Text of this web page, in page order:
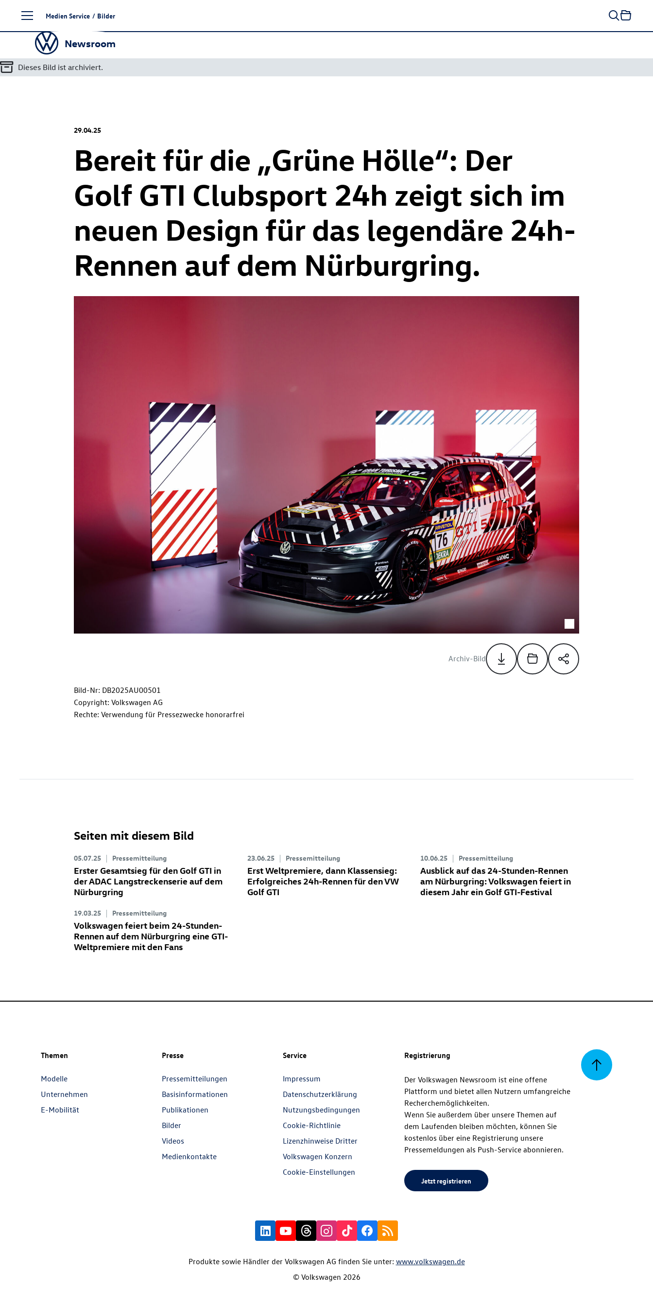
Seiteninhalt
springen
Medien Service / Bilder
Newsroom
Dieses Bild ist archiviert.
29.04.25
Bereit für die „Grüne Hölle“: Der
Golf GTI Clubsport 24h zeigt sich im
neuen Design für das legendäre 24h-
Rennen auf dem Nürburgring.
Archiv-Bild
Bild-Nr: DB2025AU00501
Copyright: Volkswagen AG
Rechte: Verwendung für Pressezwecke honorarfrei
Seiten mit diesem Bild
05.07.25 Pressemitteilung
Erster Gesamtsieg für denGolf GTI in
der ADAC Langstreckenserie auf dem
Nürburgring
23.06.25 Pressemitteilung
Erst Weltpremiere, dann Klassensieg:
Erfolgreiches 24h-Rennen für den VW
Golf GTI
10.06.25 Pressemitteilung
Ausblick auf das 24-Stunden-Rennen
am Nürburgring: Volkswagen feiert in
diesem Jahr einGolf GTI-Festival
19.03.25 Pressemitteilung
Volkswagen feiert beim 24-Stunden-
Rennen auf dem Nürburgring eine GTI-
Weltpremiere mit den Fans
Zurück
Themen
Modelle
Unternehmen
E-Mobilität
Presse
Pressemitteilungen
Basisinformationen
Publikationen
Bilder
Videos
Medienkontakte
Service
Impressum
Datenschutzerklärung
Nutzungsbedingungen
Cookie-Richtlinie
Lizenzhinweise Dritter
Volkswagen Konzern
Cookie-Einstellungen
Registrierung
Der Volkswagen Newsroom ist eine offene
Plattform und bietet allen Nutzern umfangreiche
Recherchemöglichkeiten.
Wenn Sie außerdem über unsere Themen auf
dem Laufenden bleiben möchten, können Sie
kostenlos über eine Registrierung unsere
Pressemeldungen als Push-Service abonnieren.
Jetzt registrieren
Produkte sowie Händler der Volkswagen AG finden Sie unter: www.volkswagen.de
© Volkswagen 2026